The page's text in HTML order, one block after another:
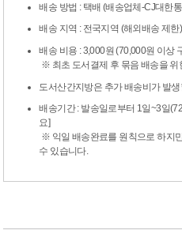
배송 방법 : 택배 (배송업체-CJ대한
배송 지역 : 전국지역 (해외배송 제한)
배송 비용 : 3,000원 (70,000원 이상
※ 최초 도서결제 후 묶음 배송을 위
도서산간지방은 추가 배송비가 발생
배송기간 : 발송일로부터 1일~3일
요]
※ 익일 배송완료를 원칙으로 하지
수 있습니다.